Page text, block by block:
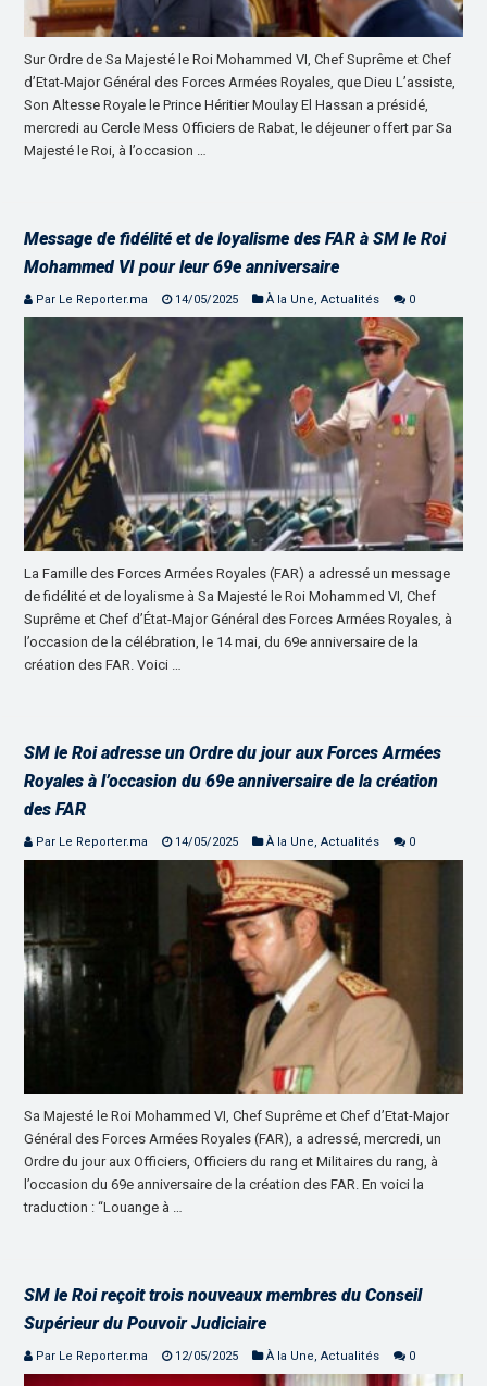
Sur Ordre de Sa Majesté le Roi Mohammed VI, Chef Suprême et Chef
d’Etat-Major Général des Forces Armées Royales, que Dieu L’assiste,
Son Altesse Royale le Prince Héritier Moulay El Hassan a présidé,
mercredi au Cercle Mess Officiers de Rabat, le déjeuner offert par Sa
Majesté le Roi, à l’occasion …
Message de fidélité et de loyalisme des FAR à SM le Roi
Mohammed VI pour leur 69e anniversaire
Par Le Reporter.ma 14/05/2025 À la Une,Actualités 0
La Famille des Forces Armées Royales (FAR) a adressé un message
de fidélité et de loyalisme à Sa Majesté le Roi Mohammed VI, Chef
Suprême et Chef d’État-Major Général des Forces Armées Royales, à
l’occasion de la célébration, le 14 mai, du 69e anniversaire de la
création des FAR. Voici …
SM le Roi adresse un Ordre du jour aux Forces Armées
Royales à l’occasion du 69e anniversaire de la création
des FAR
Par Le Reporter.ma 14/05/2025 À la Une,Actualités 0
Sa Majesté le Roi Mohammed VI, Chef Suprême et Chef d’Etat-Major
Général des Forces Armées Royales (FAR), a adressé, mercredi, un
Ordre du jour aux Officiers, Officiers du rang et Militaires du rang, à
l’occasion du 69e anniversaire de la création des FAR. En voici la
traduction : “Louange à …
SM le Roi reçoit trois nouveaux membres du Conseil
Supérieur du Pouvoir Judiciaire
Par Le Reporter.ma 12/05/2025 À la Une,Actualités 0